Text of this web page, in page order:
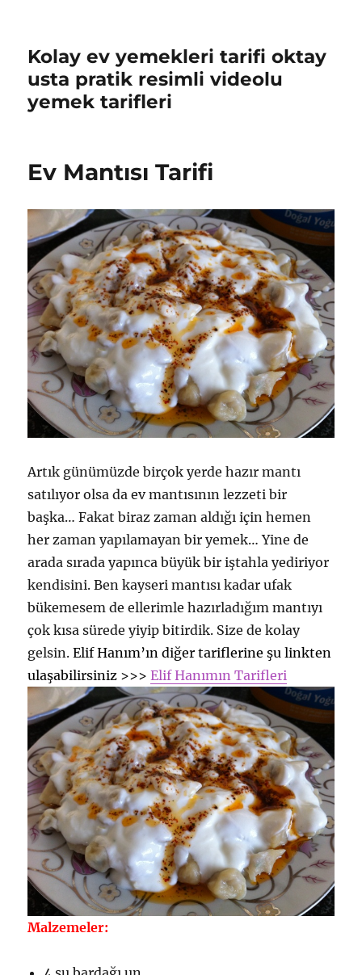
Kolay ev yemekleri tarifi oktay
usta pratik resimli videolu
yemek tarifleri
Ev Mantısı Tarifi
Artık günümüzde birçok yerde hazır mantı
satılıyor olsa da ev mantısının lezzeti bir
başka… Fakat biraz zaman aldığı için hemen
her zaman yapılamayan bir yemek… Yine de
arada sırada yapınca büyük bir iştahla yediriyor
kendisini. Ben kayseri mantısı kadar ufak
bükemesem de ellerimle hazırladığım mantıyı
çok kısa sürede yiyip bitirdik. Size de kolay
gelsin.Elif Hanım’ın diğer tariflerine şu linkten
ulaşabilirsiniz >>>Elif Hanımın Tarifleri
Malzemeler: